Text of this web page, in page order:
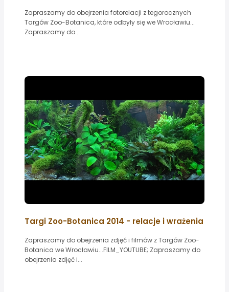
Zapraszamy do obejrzenia fotorelacji z tegorocznych
Targów Zoo-Botanica, które odbyły się we Wrocławiu...
Zapraszamy do...
Targi Zoo-Botanica 2014 - relacje i wrażenia
Zapraszamy do obejrzenia zdjęć i filmów z Targów Zoo-
Botanica we Wrocławiu...FILM_YOUTUBE; Zapraszamy do
obejrzenia zdjęć i...